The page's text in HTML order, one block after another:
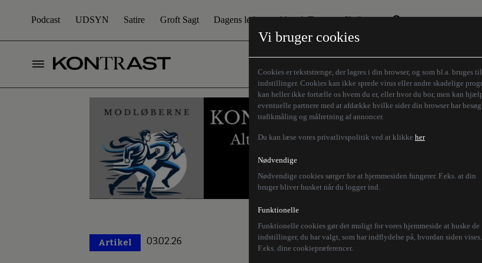
Vi bruger cookies
Cookies er tekststrenge, der lagres i din browser, og som bl.a. bruges
indstillinger. Cookies kan ikke sprede virus eller andre skadelige
kan heller ikke fortælle os hvem du er, eller hvor du bor, men kan
eventuelle partnere med at afdække hvilke sider din browser har
trafikmåling og målretning af annoncer.
Du kan læse vores privatlivspolitik ved at klikke her
Nødvendige
Nødvendige cookies sørger for at hjemmesiden fungerer. F.eks. at din
bruger bliver husket når du logger ind.
Funktionelle
Funktionelle cookies gør det muligt for vores hjemmeside at huske de
indstillinger, du har valgt, som har indflydelse på, hvordan siden vises.
F.eks. dine cookiepræferencer.
Podcast UDSYN Satire Groft Sagt Dagens leder Aktuelt Tema
Den borgelige brille
Humaniora forfra
Store Danskere
Skribenter
Z-aksen
Artikel 03.02.26